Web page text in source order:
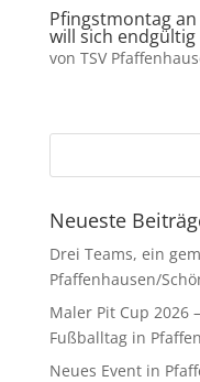
Pfingstmontag
will sich
von TSV
Neueste
Drei Teams, ein
Pfaffenhausen/
Maler Pit Cup 2026
Fußballtag in
Neues Event in